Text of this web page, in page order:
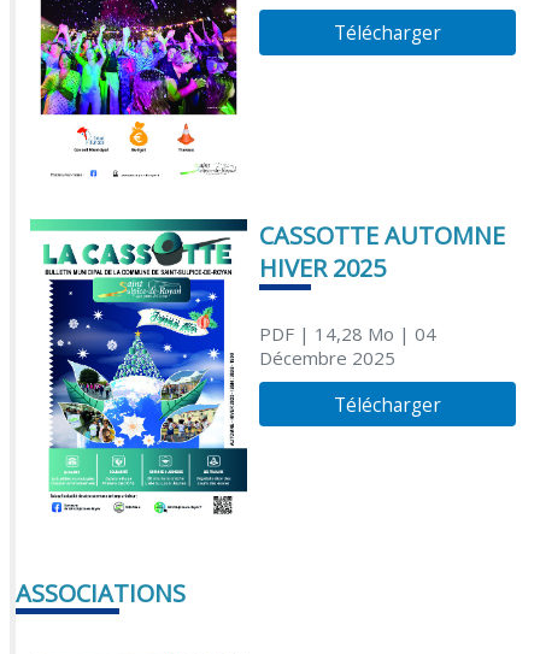
Télécharger
CASSOTTE AUTOMNE
HIVER 2025
PDF| 14,28 Mo | 04
Décembre 2025
Télécharger
ASSOCIATIONS